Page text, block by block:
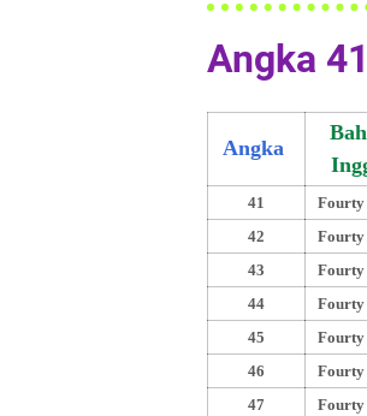
Angka
Angka
41 Fourty
42
Fourty
43
Fourty
44
45
Fourty
46
Fourty
47
Fourty